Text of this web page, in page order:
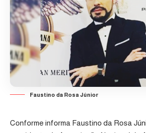
Faustino da Rosa Júnior
Conforme informa Faustino da Rosa